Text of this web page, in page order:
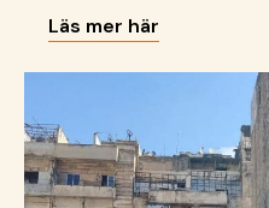
Barnbyar i Syrien, en
efterdyningarna av
drabbade norra
Läs mer här